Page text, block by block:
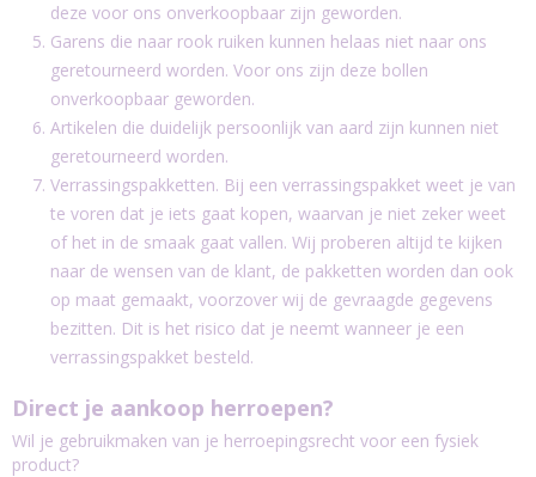
deze voor ons onverkoopbaar zijn geworden.
Garens die naar rook ruiken kunnen helaas niet naar ons
geretourneerd worden. Voor ons zijn deze bollen
onverkoopbaar geworden.
Artikelen die duidelijk persoonlijk van aard zijn kunnen niet
geretourneerd worden.
Verrassingspakketten. Bij een verrassingspakket weet je van
te voren dat je iets gaat kopen, waarvan je niet zeker weet
of het in de smaak gaat vallen. Wij proberen altijd te kijken
naar de wensen van de klant, de pakketten worden dan ook
op maat gemaakt, voorzover wij de gevraagde gegevens
bezitten. Dit is het risico dat je neemt wanneer je een
verrassingspakket besteld.
Direct je aankoop herroepen?
Wil je gebruikmaken van je herroepingsrecht voor een fysiek
product?